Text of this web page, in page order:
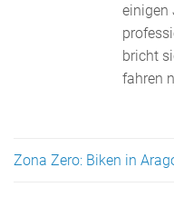
einigen
bricht
fahren
Zona Zero: Biken in